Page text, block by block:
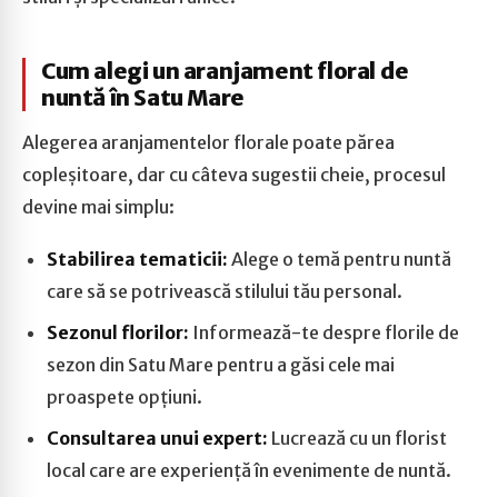
Cum alegi un aranjament floral de
nuntă în Satu Mare
Alegerea aranjamentelor florale poate părea
copleșitoare, dar cu câteva sugestii cheie, procesul
devine mai simplu:
Stabilirea tematicii: Alege o temă pentru nuntă
care să se potrivească stilului tău personal.
Sezonul florilor: Informează-te despre florile de
sezon din Satu Mare pentru a găsi cele mai
proaspete opțiuni.
Consultarea unui expert: Lucrează cu un florist
local care are experiență în evenimente de nuntă.